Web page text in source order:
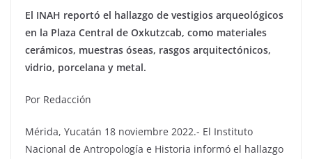
El INAH reportó el hallazgo de vestigios arqueológicos
en la Plaza Central de Oxkutzcab, como materiales
cerámicos, muestras óseas, rasgos arquitectónicos,
vidrio, porcelana y metal.
Por Redacción
Mérida, Yucatán 18 noviembre 2022.- El Instituto
Nacional de Antropología e Historia informó el hallazgo